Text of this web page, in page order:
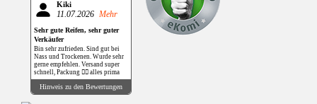
Kiki
11.07.2026 Mehr
Sehr gute Reifen, sehr guter
Verkäufer
Bin sehr zufrieden. Sind gut bei
Nass und Trockenen. Wurde sehr
gerne empfehlen. Versand super
schnell, Packung 👌🏻 alles prima
Hinweis zu den Bewertungen